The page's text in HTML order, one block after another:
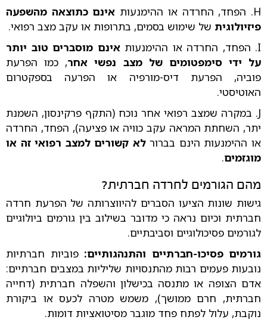
H. הפחד, החרדה או ההימנעות
אינם כתוצאה מהשפעה
פיזיולוגית של שימוש בסמים, בתרופות או עקב מצב רפואי.
I. הפחד, החרדה או ההימנעות
אינם מוסברים טוב יותר
על ידי סימפטומים של מצב נפשי אחר, כמו הפרעת
פוביה, הפרעת דיס-מורפיה או הפרעה בספקטרום
האוטיסטי.
J. במקרה שמצב רפואי אחר נוכח (התקף פרקינסון, השמנת
יתר, השחתת המראה עקב כוויה או פציעה), הפחד, החרדה
או ההימנעות הינם בברורלא קשורים למצב רפואי זה או
מוגזמים.
מהם הגורמים לחרדה חברתית?
גישות שונות הציעו הסברים להיווצרותה של הפרעת חרדה
חברתית וכיום נראה כי מדובר בשילוב בין גורמים ביולוגיים
לגורמים פסיכולוגיים וסביבתיים.
גורמים פסיכו-חברתיים והתנהגותיים: פוביות חברתיות
נובעות פעמים רבות מהתנסויות שליליות במצבים חברתיים:
אדם הצופה או מתנסה בכישלון והשפלה חברתית (דחייה
חברתית, חרם ממושך), משמש מטרה לכעס או ביקורת
נוקבת, עלול לפתח פחד מוגבר מסיטואציות דומות.